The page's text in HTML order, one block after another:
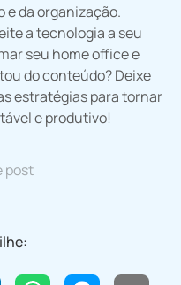
e da organização.
a tecnologia a seu
seu home office e
do conteúdo? Deixe
estratégias para tornar
e produtivo!
post